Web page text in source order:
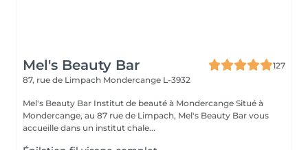
Mel's Beauty Bar
127
87, rue de Limpach Mondercange L-3932
Mel's Beauty Bar Institut de beauté à Mondercange Situé à
Mondercange, au 87 rue de Limpach, Mel's Beauty Bar vous
accueille dans un institut chale...